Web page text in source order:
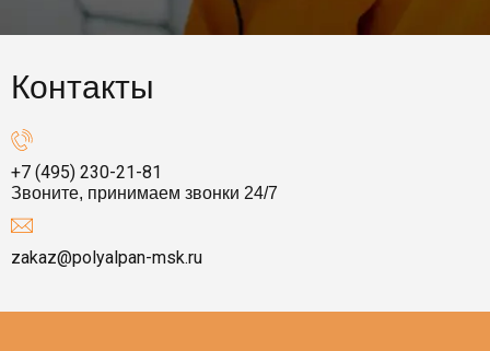
Контакты
+7 (495) 230-21-81
Звоните, принимаем звонки 24/7
zakaz@polyalpan-msk.ru